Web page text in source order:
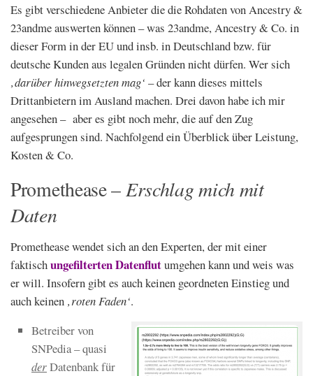
Es gibt verschiedene Anbieter die die Rohdaten von Ancestry &
23andme auswerten können – was 23andme, Ancestry & Co. in
dieser Form in der EU und insb. in Deutschland bzw. für
deutsche Kunden aus legalen Gründen nicht dürfen. Wer sich
‚darüber hinwegsetzten mag‘ – der kann dieses mittels
Drittanbietern im Ausland machen. Drei davon habe ich mir
angesehen – aber es gibt noch mehr, die auf den Zug
aufgesprungen sind. Nachfolgend ein Überblick über Leistung,
Kosten & Co.
Promethease –Erschlag mich mit
Daten
Promethease wendet sich an den Experten, der mit einer
faktischungefilterten Datenflutumgehen kann und weis was
er will. Insofern gibt es auch keinen geordneten Einstieg und
auch keinen ‚roten Faden‘.
Betreiber von
SNPedia – quasi
derDatenbank für